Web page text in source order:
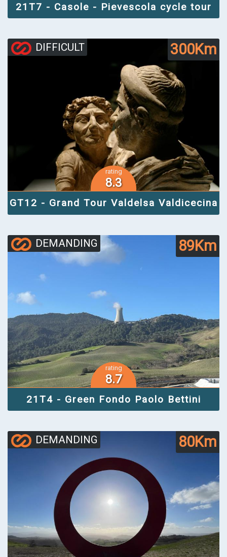
21T7 - Casole - Pievescola cycle tour
DIFFICULT 300Km
rating
8.3
GT12 - Grand Tour Valdelsa Valdicecina
DEMANDING 89Km
rating
8.7
21T4 - Green Fondo Paolo Bettini
DEMANDING 80Km